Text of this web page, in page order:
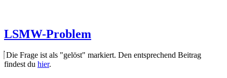
LSMW-Problem
Die Frage ist als "gelöst" markiert. Den entsprechend Beitrag
findest du hier.